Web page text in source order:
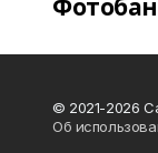
© 2021-2026
Об